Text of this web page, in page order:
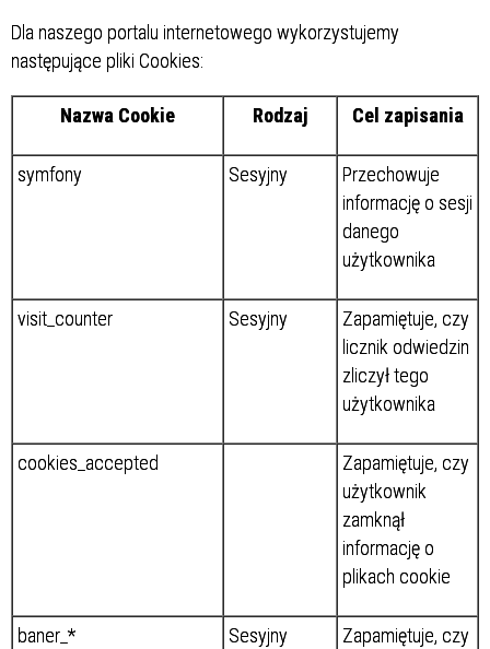
Dla naszego portalu internetowego wykorzystujemy
następujące pliki Cookies:
Nazwa Cookie Rodzaj Cel zapisania
symfony Sesyjny
Przechowuje
informację o sesji
danego
użytkownika
visit_counter Sesyjny
Zapamiętuje, czy
licznik odwiedzin
zliczył tego
użytkownika
cookies_accepted
Zapamiętuje, czy
użytkownik
zamknął
informację o
plikach cookie
baner_* Sesyjny
Zapamiętuje, czy